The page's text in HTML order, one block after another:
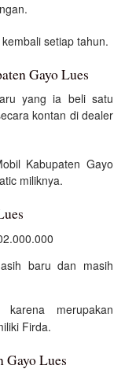
setiap tahun.
Gayo Lues
yang ia beli satu
kontan di dealer
Kabupaten Gayo
miliknya.
baru dan masih
merupakan
Firda.
Lues